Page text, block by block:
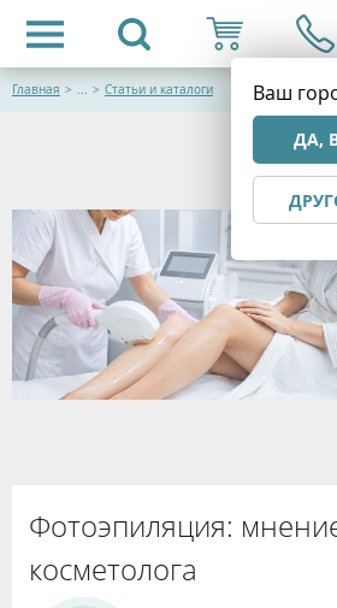
Ваш
ДА,
Главная > ... > Статьи и каталоги
Фотоэпиляция:
косметолога